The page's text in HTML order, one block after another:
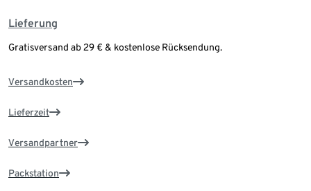
Lieferung
Gratisversand ab 29 € & kostenlose Rücksendung.
Versandkosten
Lieferzeit
Versandpartner
Packstation